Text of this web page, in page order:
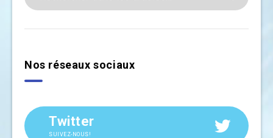
Nos réseaux sociaux
Twitter
SUIVEZ-NOUS!